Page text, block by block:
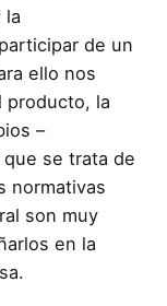
la
de un
ello nos
producto, la
–
se trata de
normativas
son muy
en la